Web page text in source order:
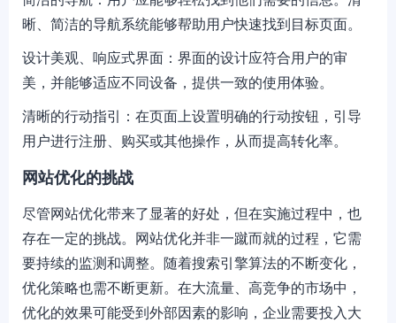
晰、简洁的导航系统能够帮助用户快速找到目标页面。
设计美观、响应式界面：界面的设计应符合用户的审
美，并能够适应不同设备，提供一致的使用体验。
清晰的行动指引：在页面上设置明确的行动按钮，引导
用户进行注册、购买或其他操作，从而提高转化率。
网站优化的挑战
尽管网站优化带来了显著的好处，但在实施过程中，也
存在一定的挑战。网站优化并非一蹴而就的过程，它需
要持续的监测和调整。随着搜索引擎算法的不断变化，
优化策略也需不断更新。在大流量、高竞争的市场中，
优化的效果可能受到外部因素的影响，企业需要投入大